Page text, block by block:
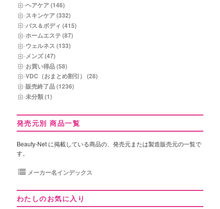
ヘアケア (146)
スキンケア (332)
バス＆ボディ (415)
ホームエステ (87)
ウェルネス (133)
メンズ (47)
お買い得品 (58)
VDC（おまとめ割引） (28)
販売終了品 (1236)
未分類 (1)
発売元別 商品一覧
Beauty-Net に掲載している商品の、発売元または製造販売元の一覧で
す。
メーカー名インデックス
わたしのお気に入り